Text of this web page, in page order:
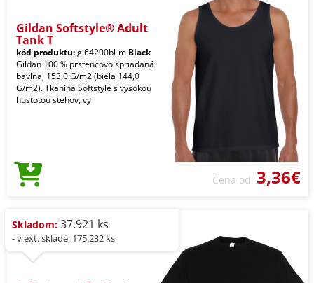
Gildan Softstyle® Adult
Tank T
kód produktu:gi64200bl-m Black
Gildan 100 % prstencovo spriadaná
bavlna, 153,0 G/m2 (biela 144,0
G/m2). Tkanina Softstyle s vysokou
hustotou stehov, vy
Cena od 3,36€
Skladom: 37.921 ks
- v ext. sklade: 175.232 ks